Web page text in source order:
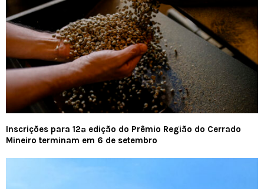
Inscrições para 12ª edição do Prêmio Região do Cerrado
Mineiro terminam em 6 de setembro